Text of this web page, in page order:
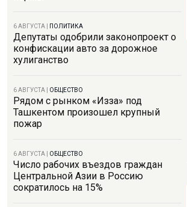
6 АВГУСТА ПОЛИТИКА
Депутаты одобрили законопроект о
конфискации авто за дорожное
хулиганство
6 АВГУСТА ОБЩЕСТВО
Рядом с рынком «Изза» под
Ташкентом произошел крупный
пожар
6 АВГУСТА ОБЩЕСТВО
Число рабочих въездов граждан
Центральной Азии в Россию
сократилось на 15%